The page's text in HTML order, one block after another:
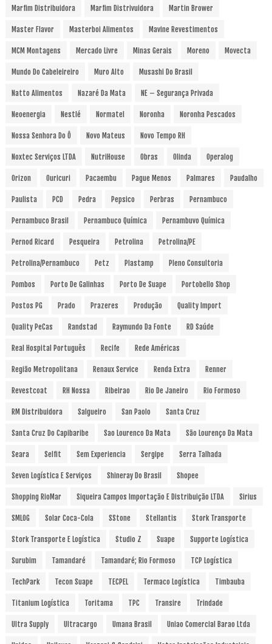
Marfim Distribuidora Marfim Distrivuidora Martin Brower
Master Flavor Masterboi Alimentos Mavine Revestimentos
MCM Montagens Mercado Livre Minas Gerais Moreno Movecta
Mundo Do Cabeleireiro Muro Alto Musashi Do Brasil
Natto Alimentos Nazaré Da Mata NE – Segurança Privada
Neoenergia Nestlé Normatel Noronha Noronha Pescados
Nossa Senhora Do Ô Novo Mateus Novo Tempo RH
Noxtec Serviços LTDA NutriHouse Obras Olinda Operalog
Orizon Ouricuri Pacaembu Pague Menos Palmares Paudalho
Paulista PCD Pedra Pepsico Perbras Pernambuco
Pernambuco Brasil Pernambuco Química Pernambuvo Química
Pernod Ricard Pesqueira Petrolina Petrolina/PE
Petrolina/Pernambuco Petz Plastamp Pleno Consultoria
Pombos Porto De Galinhas Porto De Suape Portobello Shop
Postos PG Prado Prazeres Produção Quality Import
Quality PeCas Randstad Raymundo Da Fonte RD Saúde
Real Hospital Português Recife Rede Américas
Região Metropolitana Renaux Service Renda Extra Renner
Revestcoat RH Nossa Ribeirao Rio De Janeiro Rio Formoso
RM Distribuidora Salgueiro San Paolo Santa Cruz
Santa Cruz Do Capibaribe Sao Lourenco Da Mata São Lourenço Da Mata
Seara Selfit Sem Experiencia Sergipe Serra Talhada
Seven Logística E Serviços Shineray Do Brasil Shopee
Shopping RioMar Siqueira Campos Importação E Distribuição LTDA Sirius
SMLOG Solar Coca-Cola SStone Stellantis Stork Transporte
Stork Transporte E Logística Studio Z Suape Supporte Logística
Surubim Tamandaré Tamandaré; Rio Formoso TCP Logística
TechPark Tecon Suape TECPEL Termaco Logística Timbauba
Titanium Logística Toritama TPC Transire Trindade
Ultra Supply Ultracargo Umana Brasil Uniao Comercial Barao Ltda